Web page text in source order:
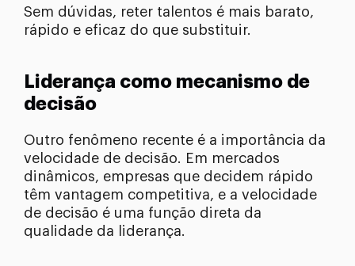
Sem dúvidas, reter talentos é mais barato,
rápido e eficaz do que substituir.
Liderança como mecanismo de
decisão
Outro fenômeno recente é a importância da
velocidade de decisão. Em mercados
dinâmicos, empresas que decidem rápido
têm vantagem competitiva, e a velocidade
de decisão é uma função direta da
qualidade da liderança.